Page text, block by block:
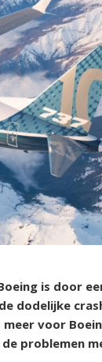
is door
dodelijke
meer voor
problemen